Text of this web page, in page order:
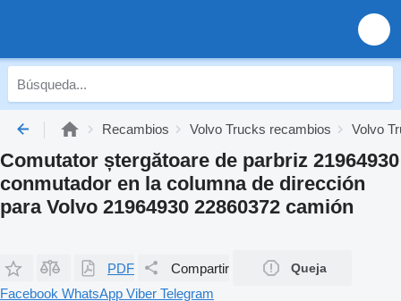
Recambios Volvo Trucks recambios Volvo
Comutator ștergătoare de parbriz 21964930
conmutador en la columna de dirección
para Volvo 21964930 22860372 camión
PDF Compartir Queja
Facebook WhatsApp Viber Telegram